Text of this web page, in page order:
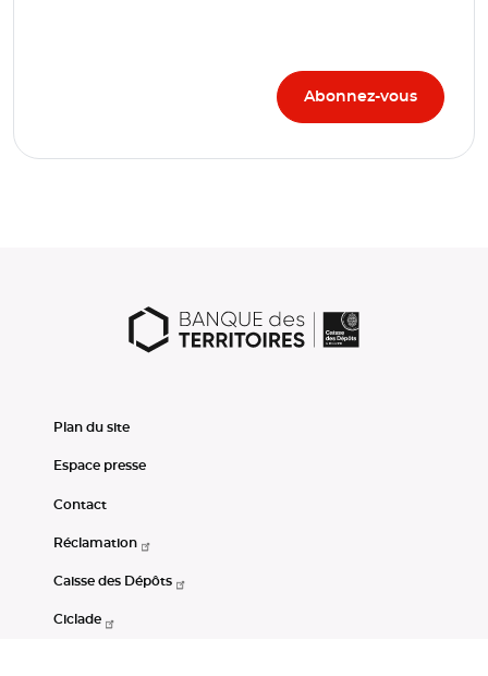
Plan du site
Espace presse
Contact
Réclamation
Caisse des Dépôts
Ciclade